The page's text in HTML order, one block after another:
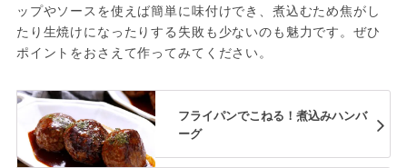
ップやソースを使えば簡単に味付けでき、煮込むため焦がし
たり生焼けになったりする失敗も少ないのも魅力です。ぜひ
ポイントをおさえて作ってみてください。
フライパンでこねる！煮込みハンバ
ーグ